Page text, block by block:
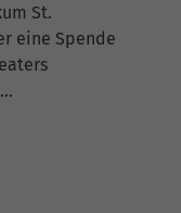
St.
eine Spende